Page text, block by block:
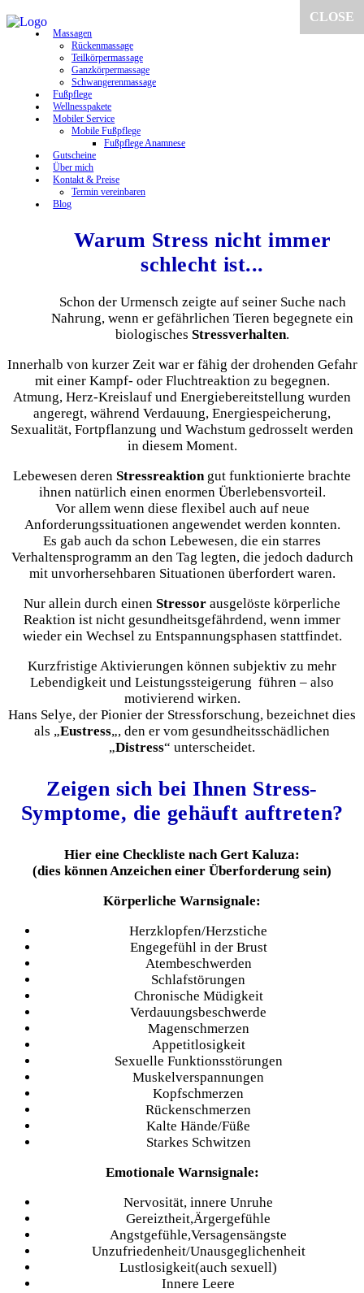
CLOSE
Massagen
Rückenmassage
Teilkörpermassage
Ganzkörpermassage
Schwangerenmassage
Fußpflege
Wellnesspakete
Mobiler Service
Mobile Fußpflege
Fußpflege Anamnese
Gutscheine
Über mich
Kontakt & Preise
Termin vereinbaren
Blog
Warum Stress nicht immer
schlecht ist...
Schon der Urmensch zeigte auf seiner Suche nach
Nahrung, wenn er gefährlichen Tieren begegnete ein
biologisches Stressverhalten.
Innerhalb von kurzer Zeit war er fähig der drohenden Gefahr
mit einer Kampf- oder Fluchtreaktion zu begegnen.
Atmung, Herz-Kreislauf und Energiebereitstellung wurden
angeregt, während Verdauung, Energiespeicherung,
Sexualität, Fortpflanzung und Wachstum gedrosselt werden
in diesem Moment.
Lebewesen deren Stressreaktiongut funktionierte brachte
ihnen natürlich einen enormen Überlebensvorteil.
Vor allem wenn diese flexibel auch auf neue
Anforderungssituationen angewendet werden konnten.
Es gab auch da schon Lebewesen, die ein starres
Verhaltensprogramm an den Tag legten, die jedoch dadurch
mit unvorhersehbaren Situationen überfordert waren.
Nur allein durch einen Stressor ausgelöste körperliche
Reaktion ist nicht gesundheitsgefährdend, wenn immer
wieder ein Wechsel zu Entspannungsphasen stattfindet.
Kurzfristige Aktivierungen können subjektiv zu mehr
Lebendigkeit und Leistungssteigerung führen – also
motivierend wirken.
Hans Selye, der Pionier der Stressforschung, bezeichnet dies
als „Eustress„, den er vom gesundheitsschädlichen
„Distress“ unterscheidet.
Zeigen sich bei Ihnen Stress-
Symptome, die gehäuft auftreten?
Hier eine Checkliste nach Gert Kaluza:
(dies können Anzeichen einer Überforderung sein)
Körperliche Warnsignale:
Herzklopfen/Herzstiche
Engegefühl in der Brust
Atembeschwerden
Schlafstörungen
Chronische Müdigkeit
Verdauungsbeschwerde
Magenschmerzen
Appetitlosigkeit
Sexuelle Funktionsstörungen
Muskelverspannungen
Kopfschmerzen
Rückenschmerzen
Kalte Hände/Füße
Starkes Schwitzen
Emotionale Warnsignale:
Nervosität, innere Unruhe
Gereiztheit,Ärgergefühle
Angstgefühle,Versagensängste
Unzufriedenheit/Unausgeglichenheit
Lustlosigkeit(auch sexuell)
Innere Leere